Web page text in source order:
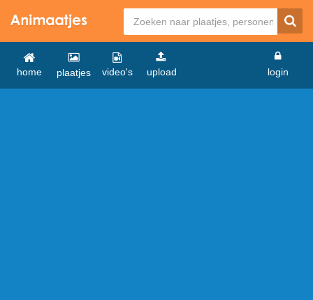
home plaatjes video's upload login